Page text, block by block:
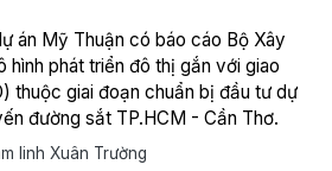
án Mỹ Thuận có báo cáo Bộ Xây
hình phát triển đô thị gắn với giao
thuộc giai đoạn chuẩn bị đầu tư dự
đường sắt TP.HCM - Cần Thơ.
linh Xuân Trường